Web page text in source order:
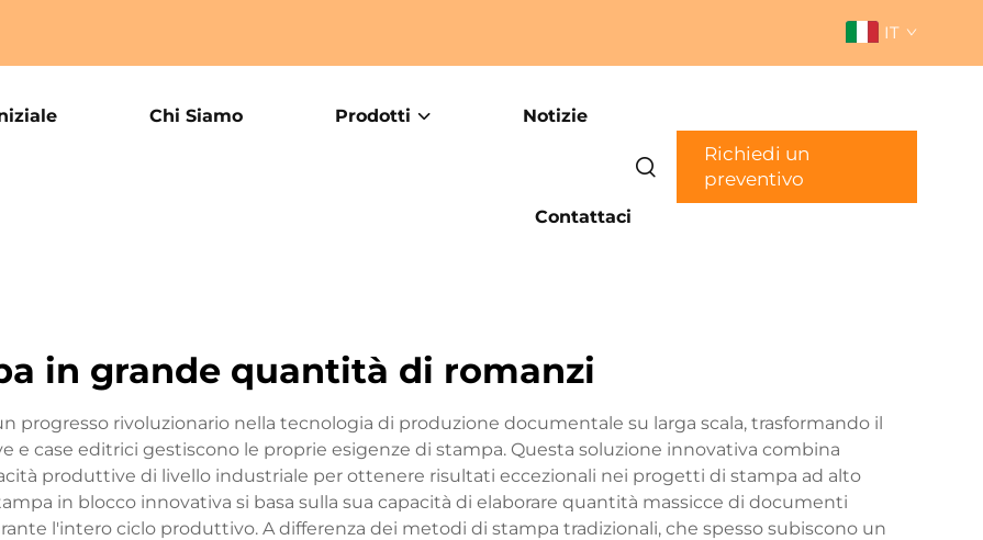
IT
Chi Siamo Prodotti Notizie
Contattaci
Richiedi un
preventivo
in grande quantità di romanzi
progresso rivoluzionario nella tecnologia di produzione documentale su larga scala, trasformando il
e case editrici gestiscono le proprie esigenze di stampa. Questa soluzione innovativa combina
produttive di livello industriale per ottenere risultati eccezionali nei progetti di stampa ad alto
in blocco innovativa si basa sulla sua capacità di elaborare quantità massicce di documenti
l'intero ciclo produttivo. A differenza dei metodi di stampa tradizionali, che spesso subiscono un